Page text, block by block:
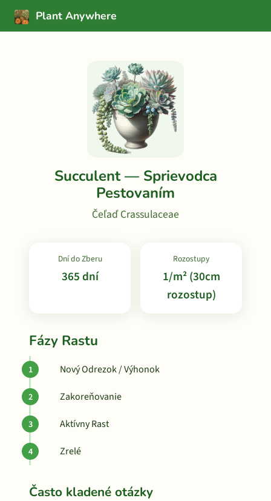
Plant Anywhere
Succulent — Sprievodca
Pestovaním
Čeľaď Crassulaceae
Dní do Zberu
365 dní
Rozostupy
1/m² (30cm
rozostup)
Fázy Rastu
Nový Odrezok / Výhonok
Zakoreňovanie
Aktívny Rast
Zrelé
Často kladené otázky